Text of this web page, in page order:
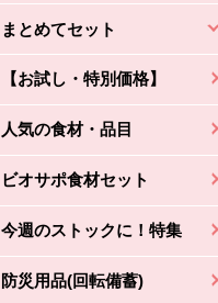
まとめてセット
【お試し・特別価格】
人気の食材・品目
ビオサポ食材セット
今週のストックに！特集
防災用品(回転備蓄)